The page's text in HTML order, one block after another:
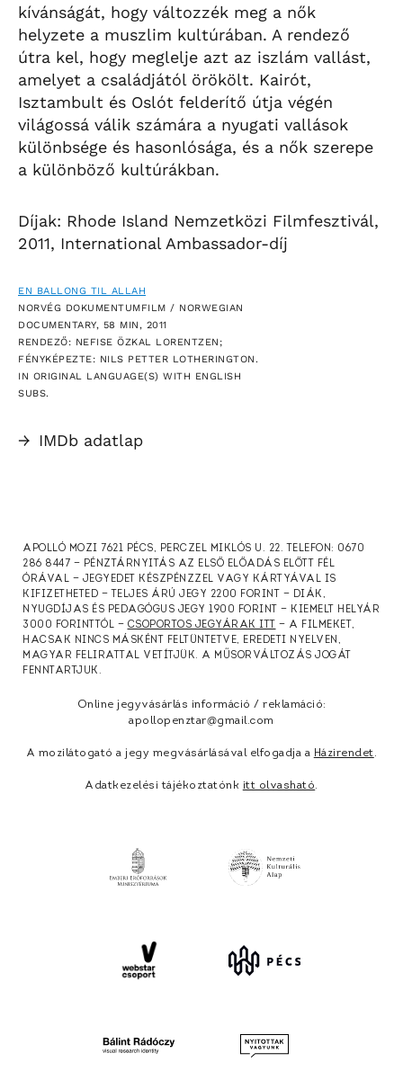
kívánságát, hogy változzék meg a nők
helyzete a muszlim kultúrában. A rendező
útra kel, hogy meglelje azt az iszlám vallást,
amelyet a családjától örökölt. Kairót,
Isztambult és Oslót felderítő útja végén
világossá válik számára a nyugati vallások
különbsége és hasonlósága, és a nők szerepe
a különböző kultúrákban.
Díjak: Rhode Island Nemzetközi Filmfesztivál,
2011, International Ambassador-díj
EN BALLONG TIL ALLAH
NORVÉG DOKUMENTUMFILM / NORWEGIAN
DOCUMENTARY, 58 MIN, 2011
RENDEZŐ: NEFISE ÖZKAL LORENTZEN;
FÉNYKÉPEZTE: NILS PETTER LOTHERINGTON.
IN ORIGINAL LANGUAGE(S) WITH ENGLISH
SUBS.
→ IMDb adatlap
APOLLÓ MOZI 7621 PÉCS, PERCZEL MIKLÓS U. 22. TELEFON: 0670
286 8447 — PÉNZTÁRNYITÁS AZ ELSŐ ELŐADÁS ELŐTT FÉL
ÓRÁVAL — JEGYEDET KÉSZPÉNZZEL VAGY KÁRTYÁVAL IS
KIFIZETHETED — TELJES ÁRÚ JEGY 2200 FORINT — DIÁK,
NYUGDÍJAS ÉS PEDAGÓGUS JEGY 1900 FORINT — KIEMELT HELYÁR
3000 FORINTTÓL — CSOPORTOS JEGYÁRAK ITT
— A FILMEKET,
HACSAK NINCS MÁSKÉNT FELTÜNTETVE, EREDETI NYELVEN,
MAGYAR FELIRATTAL VETÍTJÜK. A MŰSORVÁLTOZÁS JOGÁT
FENNTARTJUK.
Online jegyvásárlás információ / reklamáció:
apollopenztar@gmail.com
A mozilátogató a jegy megvásárlásával elfogadja a Házirendet.
Adatkezelési tájékoztatónk itt olvasható.